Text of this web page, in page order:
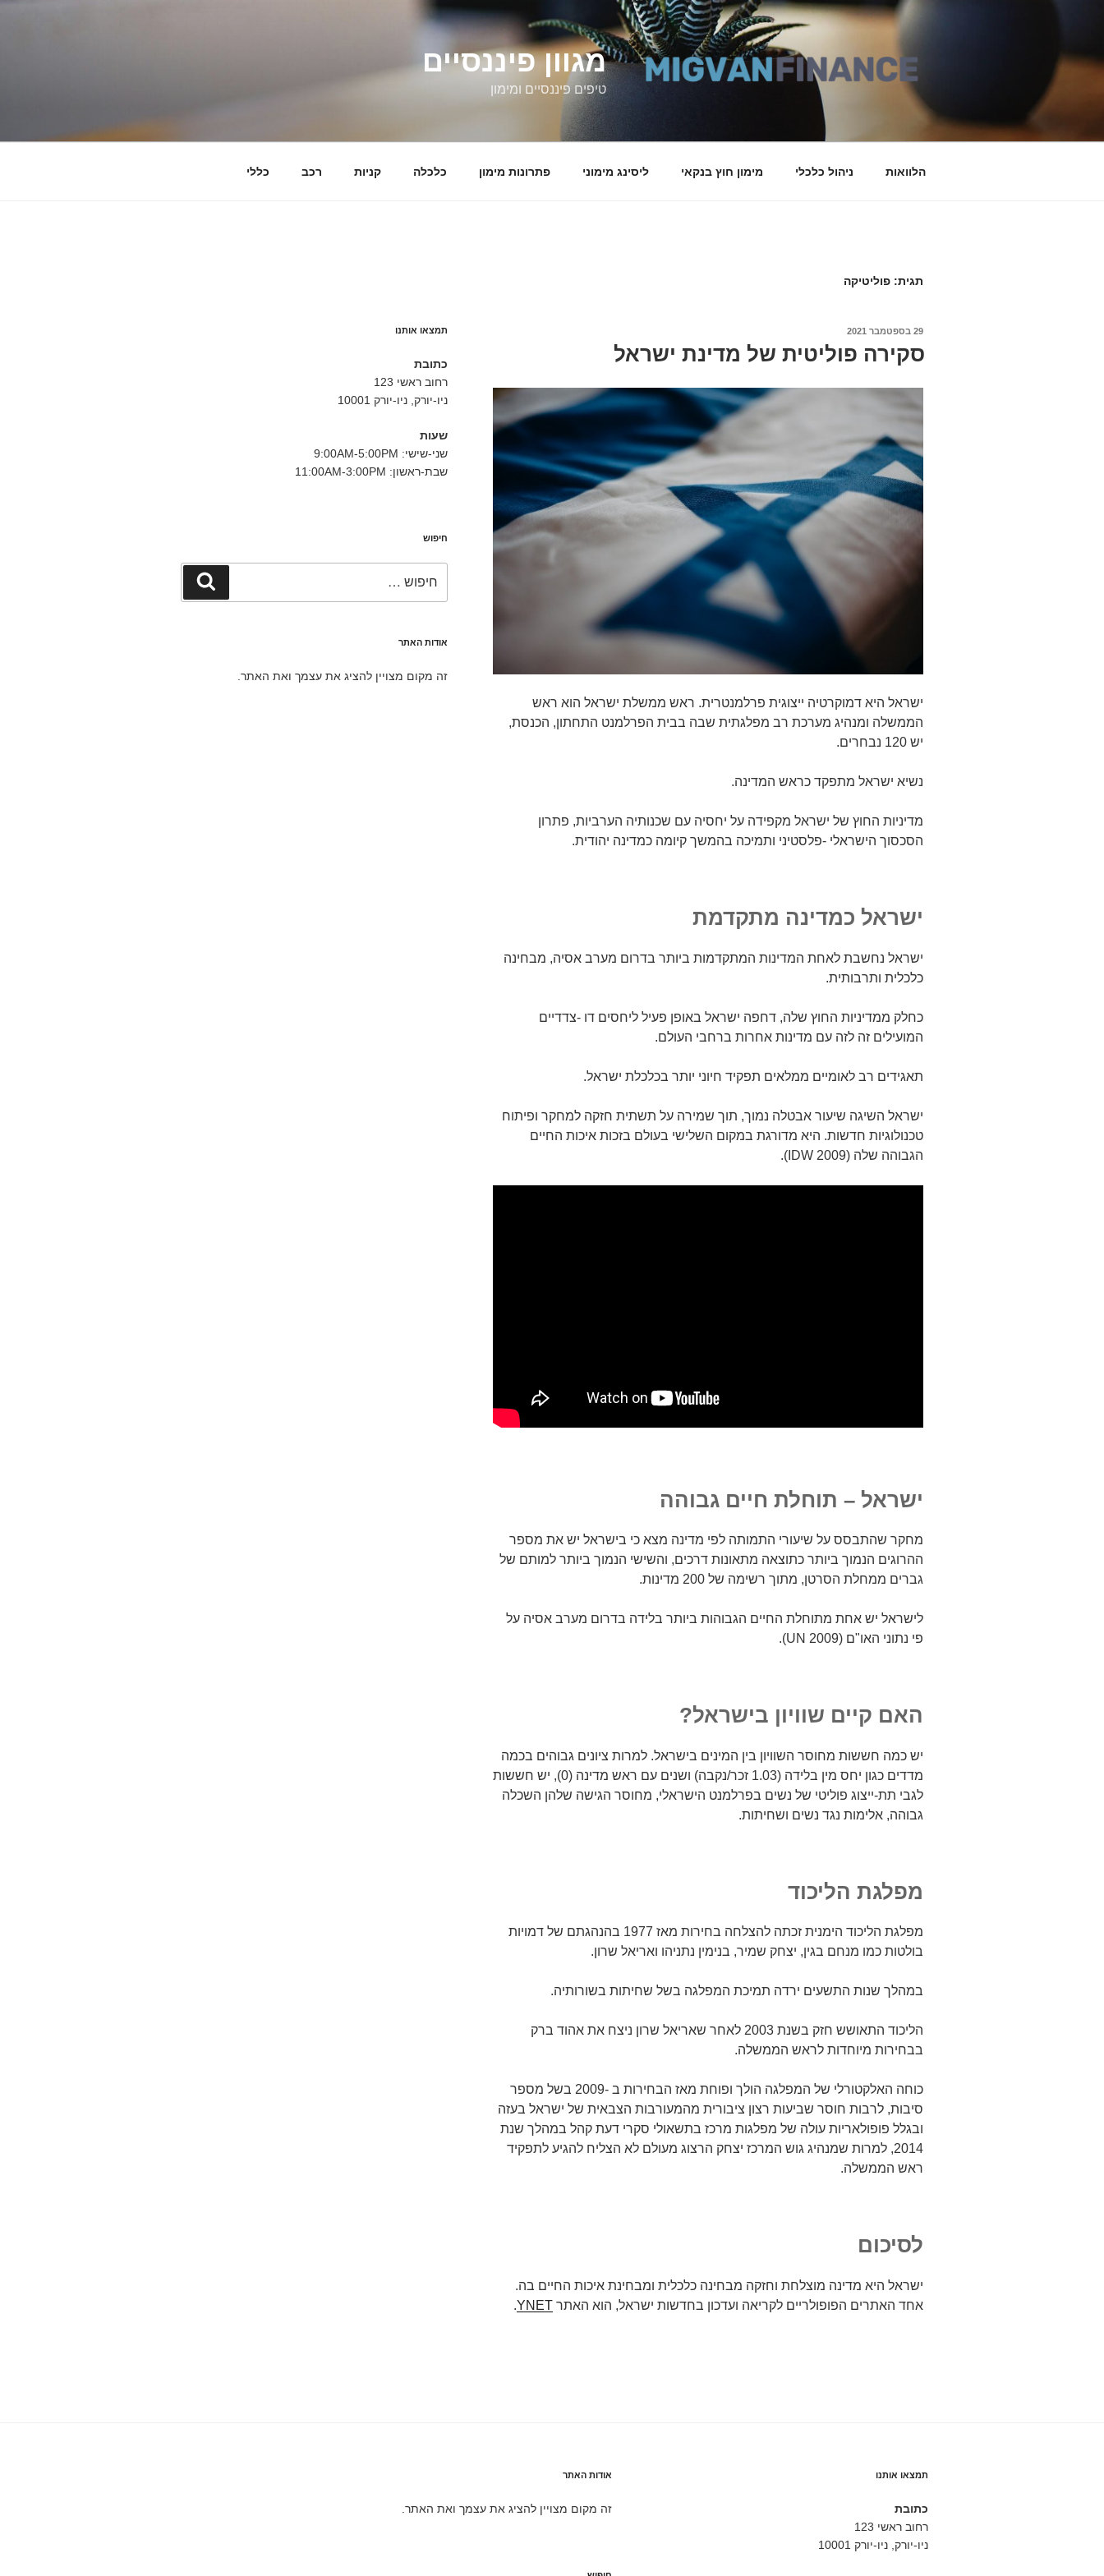
מגוון פיננסיים
טיפים פיננסיים ומימון
הלוואות ניהול כלכלי מימון חוץ בנקאי ליסינג מימוני פתרונות מימון כלכלה קניות רכב כללי
תגית: פוליטיקה
פורסם
29 בספטמבר 2021
סקירה פוליטית של מדינת ישראל
ישראל היא דמוקרטיה ייצוגית פרלמנטרית. ראש ממשלת ישראל הוא ראש
הממשלה ומנהיג מערכת רב מפלגתית שבה בבית הפרלמנט התחתון, הכנסת,
יש 120 נבחרים.
נשיא ישראל מתפקד כראש המדינה.
מדיניות החוץ של ישראל מקפידה על יחסיה עם שכנותיה הערביות, פתרון
הסכסוך הישראלי -פלסטיני ותמיכה בהמשך קיומה כמדינה יהודית.
ישראל כמדינה מתקדמת
ישראל נחשבת לאחת המדינות המתקדמות ביותר בדרום מערב אסיה, מבחינה
כלכלית ותרבותית.
כחלק ממדיניות החוץ שלה, דחפה ישראל באופן פעיל ליחסים דו -צדדיים
המועילים זה לזה עם מדינות אחרות ברחבי העולם.
תאגידים רב לאומיים ממלאים תפקיד חיוני יותר בכלכלת ישראל.
ישראל השיגה שיעור אבטלה נמוך, תוך שמירה על תשתית חזקה למחקר ופיתוח
טכנולוגיות חדשות. היא מדורגת במקום השלישי בעולם בזכות איכות החיים
הגבוהה שלה (IDW 2009).
ישראל – תוחלת חיים גבוהה
מחקר שהתבסס על שיעורי התמותה לפי מדינה מצא כי בישראל יש את מספר
ההרוגים הנמוך ביותר כתוצאה מתאונות דרכים, והשישי הנמוך ביותר למותם של
גברים ממחלת הסרטן, מתוך רשימה של 200 מדינות.
לישראל יש אחת מתוחלת החיים הגבוהות ביותר בלידה בדרום מערב אסיה על
פי נתוני האו"ם (UN 2009).
האם קיים שוויון בישראל?
יש כמה חששות מחוסר השוויון בין המינים בישראל. למרות ציונים גבוהים בכמה
מדדים כגון יחס מין בלידה (1.03 זכר/נקבה) ושנים עם ראש מדינה (0), יש חששות
לגבי תת-ייצוג פוליטי של נשים בפרלמנט הישראלי, מחוסר הגישה שלהן השכלה
גבוהה, אלימות נגד נשים ושחיתות.
מפלגת הליכוד
מפלגת הליכוד הימנית זכתה להצלחה בחירות מאז 1977 בהנהגתם של דמויות
בולטות כמו מנחם בגין, יצחק שמיר, בנימין נתניהו ואריאל שרון.
במהלך שנות התשעים ירדה תמיכת המפלגה בשל שחיתות בשורותיה.
הליכוד התאושש חזק בשנת 2003 לאחר שאריאל שרון ניצח את אהוד ברק
בבחירות מיוחדות לראש הממשלה.
כוחה האלקטורלי של המפלגה הולך ופוחת מאז הבחירות ב -2009 בשל מספר
סיבות, לרבות חוסר שביעות רצון ציבורית מהמעורבות הצבאית של ישראל בעזה
ובגלל פופולאריות עולה של מפלגות מרכז בתשאולי סקרי דעת קהל במהלך שנת
2014, למרות שמנהיג גוש המרכז יצחק הרצוג מעולם לא הצליח להגיע לתפקיד
ראש הממשלה.
לסיכום
ישראל היא מדינה מוצלחת וחזקה מבחינה כלכלית ומבחינת איכות החיים בה.
אחד האתרים הפופולריים לקריאה ועדכון בחדשות ישראל, הוא האתר YNET
.
תמצאו אותנו
כתובת
רחוב ראשי 123
ניו-יורק, ניו-יורק 10001
שעות
שני-שישי: 9:00AM-5:00PM
שבת-ראשון: 11:00AM-3:00PM
חיפוש
אודות האתר
זה מקום מצויין להציג את עצמך ואת האתר.
תמצאו אותנו
כתובת
רחוב ראשי 123
ניו-יורק, ניו-יורק 10001
אודות האתר
זה מקום מצויין להציג את עצמך ואת האתר.